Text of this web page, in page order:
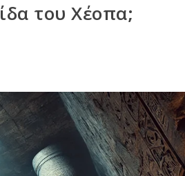
του Χέοπα;